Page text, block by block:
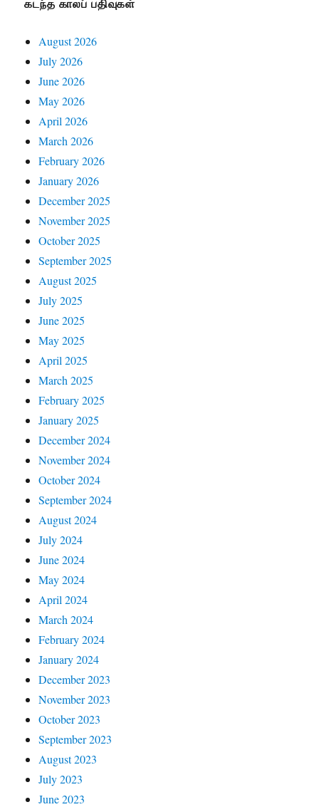
கடந்த காலப் பதிவுகள்
August 2026
July 2026
June 2026
May 2026
April 2026
March 2026
February 2026
January 2026
December 2025
November 2025
October 2025
September 2025
August 2025
July 2025
June 2025
May 2025
April 2025
March 2025
February 2025
January 2025
December 2024
November 2024
October 2024
September 2024
August 2024
July 2024
June 2024
May 2024
April 2024
March 2024
February 2024
January 2024
December 2023
November 2023
October 2023
September 2023
August 2023
July 2023
June 2023